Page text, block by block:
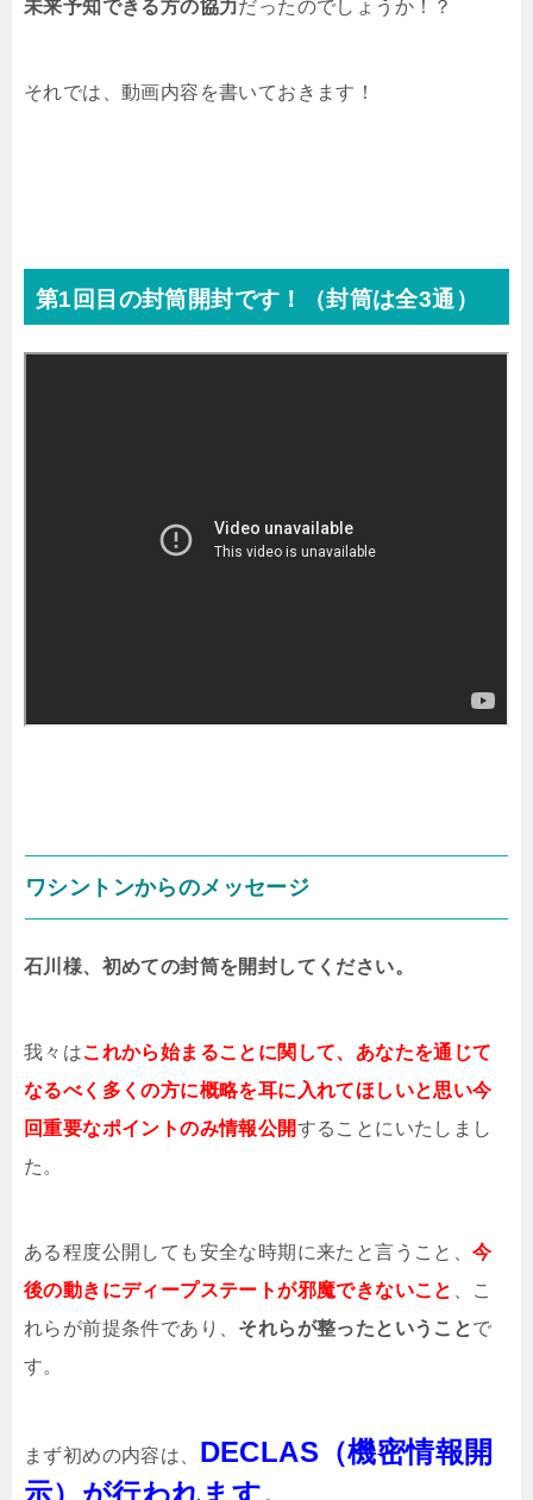
未来予知できる方の協力だったのでしょうか！？
それでは、動画内容を書いておきます！
第1回目の封筒開封です！（封筒は全3通）
ワシントンからのメッセージ
石川様、初めての封筒を開封してください。
我々はこれから始まることに関して、あなたを通じて
なるべく多くの方に概略を耳に入れてほしいと思い今
回重要なポイントのみ情報公開することにいたしまし
た。
ある程度公開しても安全な時期に来たと言うこと、今
後の動きにディープステートが邪魔できないこと
、こ
れらが前提条件であり、 それらが整ったということで
す。
まず初めの内容は、 DECLAS（機密情報開